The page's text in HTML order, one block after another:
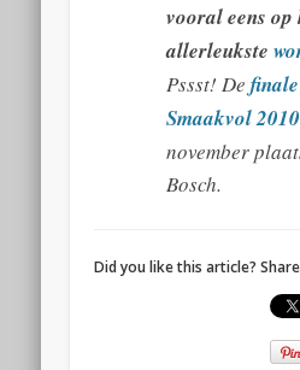
vooral eens op
allerleukste
Pssst! De
Smaakvol 2010
november
Bosch.
Did you like this article?